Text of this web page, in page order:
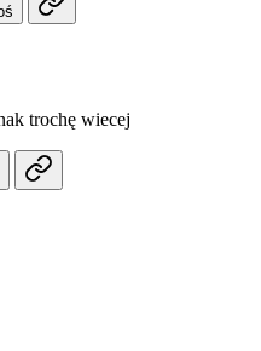
trochę wiecej